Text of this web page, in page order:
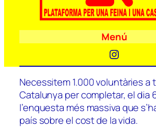
Menú
Necessitem 1.000 voluntàries a
Catalunya per completar, el dia
l’enquesta més massiva que
país sobre el cost de la vida.